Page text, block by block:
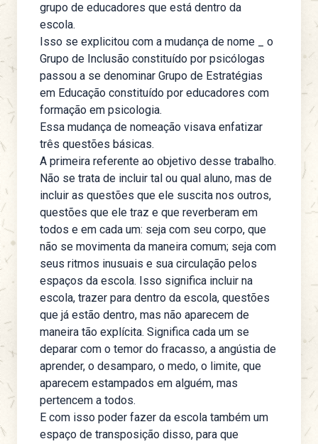
grupo de educadores que está dentro da
escola.
Isso se explicitou com a mudança de nome _ o
Grupo de Inclusão constituído por psicólogas
passou a se denominar Grupo de Estratégias
em Educação constituído por educadores com
formação em psicologia.
Essa mudança de nomeação visava enfatizar
três questões básicas.
A primeira referente ao objetivo desse trabalho.
Não se trata de incluir tal ou qual aluno, mas de
incluir as questões que ele suscita nos outros,
questões que ele traz e que reverberam em
todos e em cada um: seja com seu corpo, que
não se movimenta da maneira comum; seja com
seus ritmos inusuais e sua circulação pelos
espaços da escola. Isso significa incluir na
escola, trazer para dentro da escola, questões
que já estão dentro, mas não aparecem de
maneira tão explícita. Significa cada um se
deparar com o temor do fracasso, a angústia de
aprender, o desamparo, o medo, o limite, que
aparecem estampados em alguém, mas
pertencem a todos.
E com isso poder fazer da escola também um
espaço de transposição disso, para que